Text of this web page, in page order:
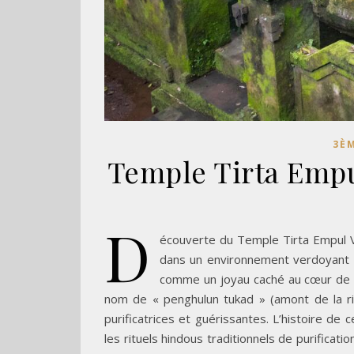
Temple Tirta
D
écouverte du Temple Tirta Empul
dans un environnement
comme un joyau caché au cœur
nom de « penghulun tukad » (amont de la
purificatrices et guérissantes. L’histoire de
les rituels hindous traditionnels de